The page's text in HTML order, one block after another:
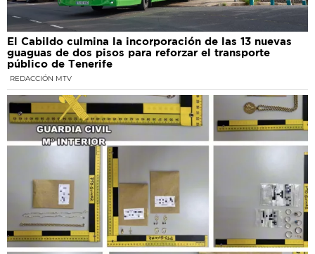
El Cabildo culmina la incorporación de las 13 nuevas
guaguas de dos pisos para reforzar el transporte
público de Tenerife
REDACCIÓN MTV